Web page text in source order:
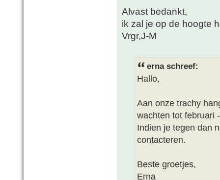
Alvast bedankt,
ik zal je op de hoogte
Vrgr,J-M
erna schreef:
Hallo,
Aan onze trachy
wachten tot februari
Indien je tegen dan
contacteren.
Beste groetjes,
Erna